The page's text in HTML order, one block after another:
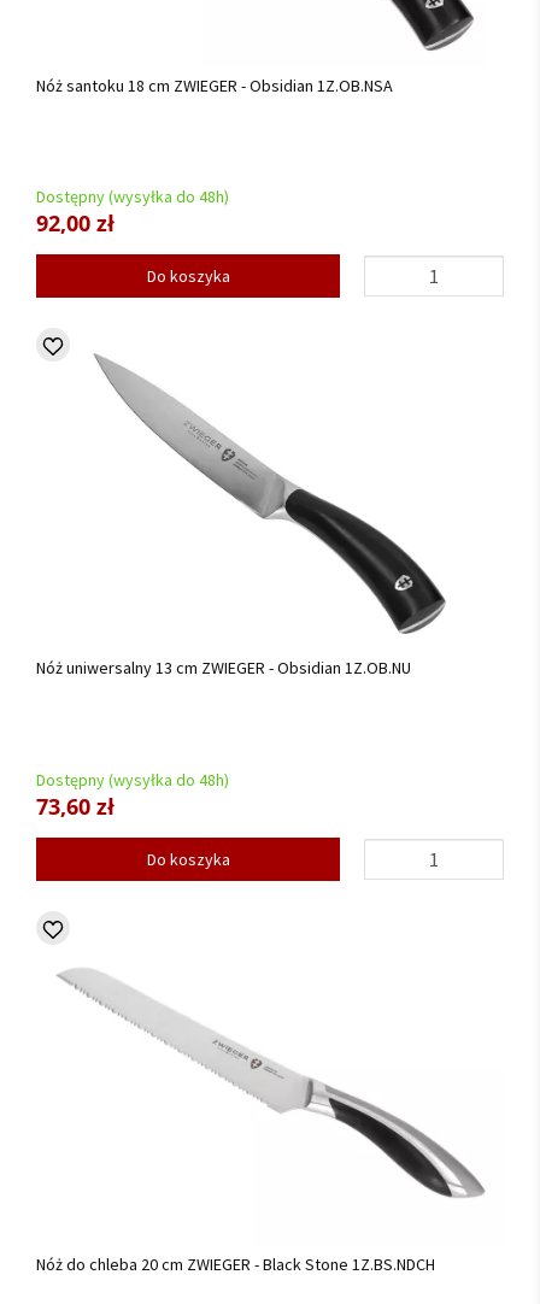
Nóż santoku 18 cm ZWIEGER - Obsidian 1Z.OB.NSA
Dostępny (wysyłka do 48h)
92,00 zł
Do koszyka
Nóż uniwersalny 13 cm ZWIEGER - Obsidian 1Z.OB.NU
Dostępny (wysyłka do 48h)
73,60 zł
Do koszyka
Nóż do chleba 20 cm ZWIEGER - Black Stone 1Z.BS.NDCH